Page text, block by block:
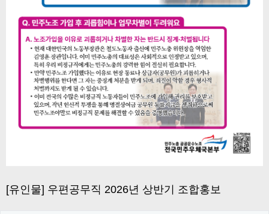
[유인물] 우편공무직 2026년 상반기 조합홍보